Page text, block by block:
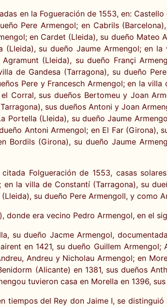
en la Fogueración de 1553, en:
Pere Armengol; en Cabrils
en Cardet (Lleida), su dueño
su dueño Jaume Armengol; en
(Lleida), su dueño Françi
de Gandesa (Tarragona), su dueño
Pere y Francesch Armengol; en la
Corral, sus dueños Bertomeu y Joan
sus dueños Antoni y Joan
Portella (Lleida), su dueño Jaume
Antoni Armengol; en El Far (Girona),
Bordils (Girona), su dueño Jaume
Folgueración de 1553, casas
la villa de Constantí (Tarragona), su
su dueño Pere Armengoll, y como
donde era vecino Pedro Armengol, en el
su dueño Jacme Armengol,
en 1421, su dueño Guillem
Andreu y Nicholau Armengol; en
(Alicante) en 1381, sus dueños
tuvieron casa en Morella en 1396,
tiempos del Rey don Jaime I, se